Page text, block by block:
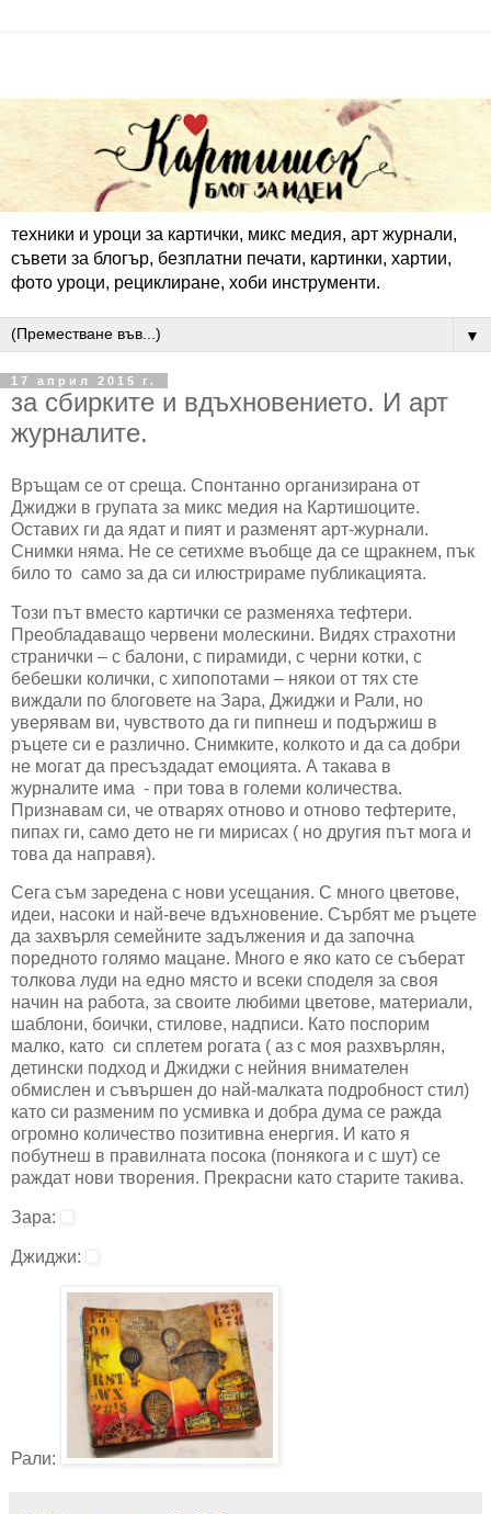
техники и уроци за картички, микс медия, арт журнали,
съвети за блогър, безплатни печати, картинки, хартии,
фото уроци, рециклиране, хоби инструменти.
▼
17 април 2015 г.
за сбирките и вдъхновението. И арт
журналите.
Връщам се от среща. Спонтанно организирана от
Джиджи в групата за микс медия на Картишоците.
Оставих ги да ядат и пият и разменят арт-журнали.
Снимки няма. Не се сетихме въобще да се щракнем, пък
било то само за да си илюстрираме публикацията.
Този път вместо картички се разменяха тефтери.
Преобладаващо червени молескини. Видях страхотни
странички – с балони, с пирамиди, с черни котки, с
бебешки колички, с хипопотами – някои от тях сте
виждали по блоговете на Зара, Джиджи и Рали, но
уверявам ви, чувството да ги пипнеш и подържиш в
ръцете си е различно. Снимките, колкото и да са добри
не могат да пресъздадат емоцията. А такава в
журналите има - при това в големи количества.
Признавам си, че отварях отново и отново тефтерите,
пипах ги, само дето не ги мирисах ( но другия път мога и
това да направя).
Сега съм заредена с нови усещания. С много цветове,
идеи, насоки и най-вече вдъхновение. Сърбят ме ръцете
да захвърля семейните задължения и да започна
поредното голямо мацане. Много е яко като се съберат
толкова луди на едно място и всеки споделя за своя
начин на работа, за своите любими цветове, материали,
шаблони, боички, стилове, надписи. Като поспорим
малко, като си сплетем рогата ( аз с моя разхвърлян,
детински подход и Джиджи с нейния внимателен
обмислен и съвършен до най-малката подробност стил)
като си разменим по усмивка и добра дума се ражда
огромно количество позитивна енергия. И като я
побутнеш в правилната посока (понякога и с шут) се
раждат нови творения. Прекрасни като старите такива.
Зара:
Джиджи:
Рали: